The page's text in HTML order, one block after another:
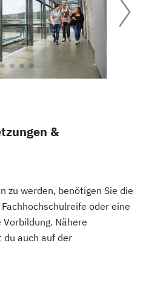
&
zu werden, benötigen Sie die
oder eine
Nähere
auch auf der